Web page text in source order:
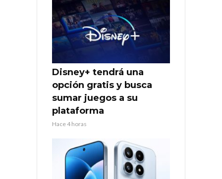
Disney+ tendrá una
opción gratis y busca
sumar juegos a su
plataforma
Hace 4 horas